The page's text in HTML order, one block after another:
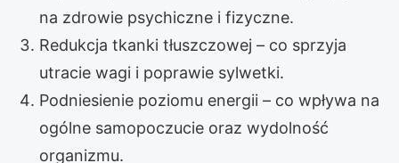
na zdrowie psychiczne i fizyczne.
Redukcja tkanki tłuszczowej – co sprzyja
utracie wagi i poprawie sylwetki.
Podniesienie poziomu energii – co wpływa na
ogólne samopoczucie oraz wydolność
organizmu.